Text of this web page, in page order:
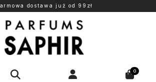
dostawa już od 99zł
0